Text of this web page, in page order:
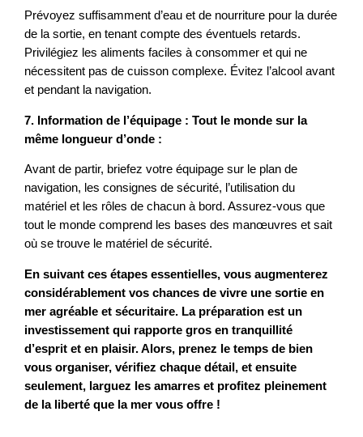
Prévoyez suffisamment d’eau et de nourriture pour la durée
de la sortie, en tenant compte des éventuels retards.
Privilégiez les aliments faciles à consommer et qui ne
nécessitent pas de cuisson complexe. Évitez l’alcool avant
et pendant la navigation.
7. Information de l’équipage : Tout le monde sur la
même longueur d’onde :
Avant de partir, briefez votre équipage sur le plan de
navigation, les consignes de sécurité, l’utilisation du
matériel et les rôles de chacun à bord. Assurez-vous que
tout le monde comprend les bases des manœuvres et sait
où se trouve le matériel de sécurité.
En suivant ces étapes essentielles, vous augmenterez
considérablement vos chances de vivre une sortie en
mer agréable et sécuritaire. La préparation est un
investissement qui rapporte gros en tranquillité
d’esprit et en plaisir. Alors, prenez le temps de bien
vous organiser, vérifiez chaque détail, et ensuite
seulement, larguez les amarres et profitez pleinement
de la liberté que la mer vous offre !